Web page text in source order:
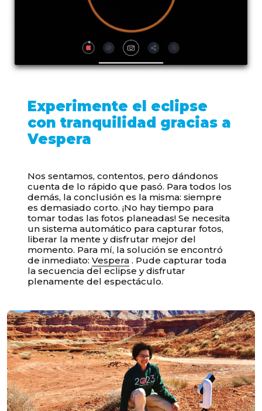
Experimente el eclipse
con tranquilidad gracias a
Vespera
Nos sentamos, contentos, pero dándonos
cuenta de lo rápido que pasó. Para todos los
demás, la conclusión es la misma: siempre
es demasiado corto. ¡No hay tiempo para
tomar todas las fotos planeadas! Se necesita
un sistema automático para capturar fotos,
liberar la mente y disfrutar mejor del
momento. Para mí, la solución se encontró
de inmediato:Vespera . Pude capturar toda
la secuencia del eclipse y disfrutar
plenamente del espectáculo.